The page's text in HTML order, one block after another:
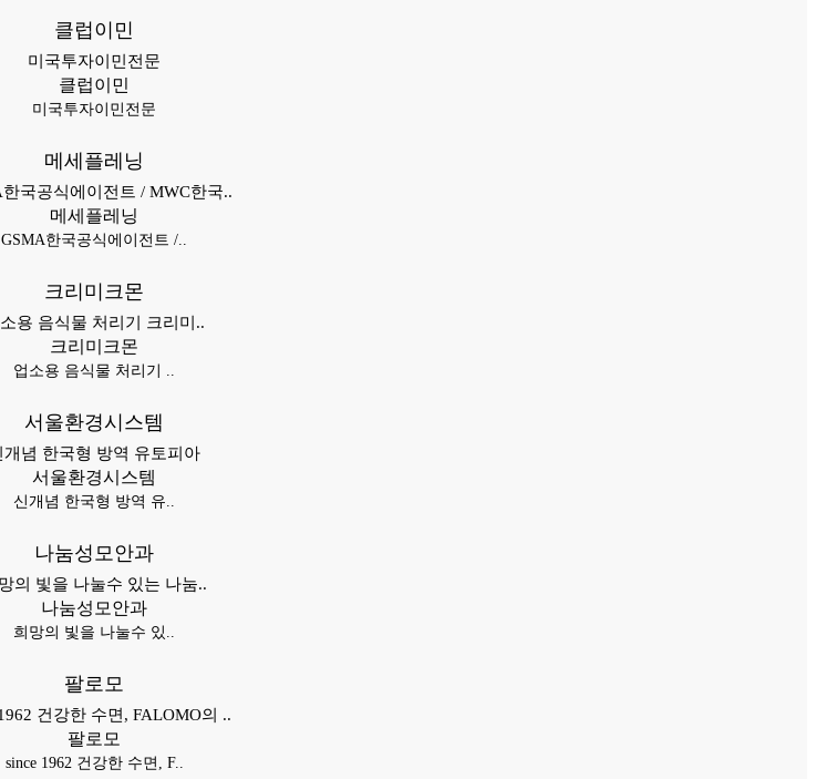
클럽이민
미국투자이민전문
클럽이민
미국투자이민전문
메세플레닝
한국공식에이전트 / MWC한국..
메세플레닝
GSMA한국공식에이전트 /..
크리미크몬
용 음식물 처리기 크리미..
크리미크몬
업소용 음식물 처리기 ..
서울환경시스템
개념 한국형 방역 유토피아
서울환경시스템
신개념 한국형 방역 유..
나눔성모안과
의 빛을 나눌수 있는 나눔..
나눔성모안과
희망의 빛을 나눌수 있..
팔로모
건강한 수면, FALOMO의 ..
팔로모
since 1962 건강한 수면, F..